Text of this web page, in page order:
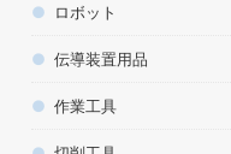
ロボット
伝導装置用品
作業工具